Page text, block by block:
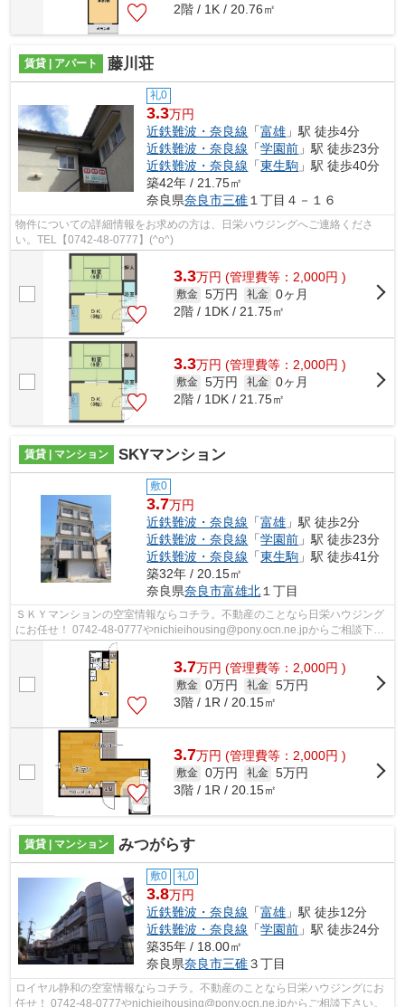
2階 / 1K / 20.76㎡
賃貸 | アパート 藤川荘
礼0
3.3万円
近鉄難波・奈良線 「富雄 」駅 徒歩4分
近鉄難波・奈良線 「学園前 」駅 徒歩23分
近鉄難波・奈良線 「東生駒 」駅 徒歩40分
築42年 / 21.75㎡
奈良県奈良市三碓 １丁目４－１６
物件についての詳細情報をお求めの方は、日栄ハウジングへご連絡くださ
い。TEL【0742-48-0777】(^o^)
3.3万円 (管理費等：2,000円 )
敷金 5万円 礼金 0ヶ月
2階 / 1DK / 21.75㎡
3.3万円 (管理費等：2,000円 )
敷金 5万円 礼金 0ヶ月
2階 / 1DK / 21.75㎡
賃貸 | マンション SKYマンション
敷0
3.7万円
近鉄難波・奈良線 「富雄 」駅 徒歩2分
近鉄難波・奈良線 「学園前 」駅 徒歩23分
近鉄難波・奈良線 「東生駒 」駅 徒歩41分
築32年 / 20.15㎡
奈良県奈良市富雄北 １丁目
ＳＫＹマンションの空室情報ならコチラ。不動産のことなら日栄ハウジング
にお任せ！ 0742-48-0777やnichieihousing@pony.ocn.ne.jpからご相談下さ
3.7万円 (管理費等：2,000円 )
敷金 0万円 礼金 5万円
3階 / 1R / 20.15㎡
3.7万円 (管理費等：2,000円 )
敷金 0万円 礼金 5万円
3階 / 1R / 20.15㎡
賃貸 | マンション みつがらす
敷0 礼0
3.8万円
近鉄難波・奈良線 「富雄 」駅 徒歩12分
近鉄難波・奈良線 「学園前 」駅 徒歩24分
築35年 / 18.00㎡
奈良県奈良市三碓３丁目
ロイヤル静和の空室情報ならコチラ。不動産のことなら日栄ハウジングにお
任せ！ 0742-48-0777やnichieihousing@pony.ocn.ne.jpからご相談下さい。